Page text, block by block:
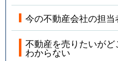
今の不動産会社の担
不動産を売りたいが
わからない